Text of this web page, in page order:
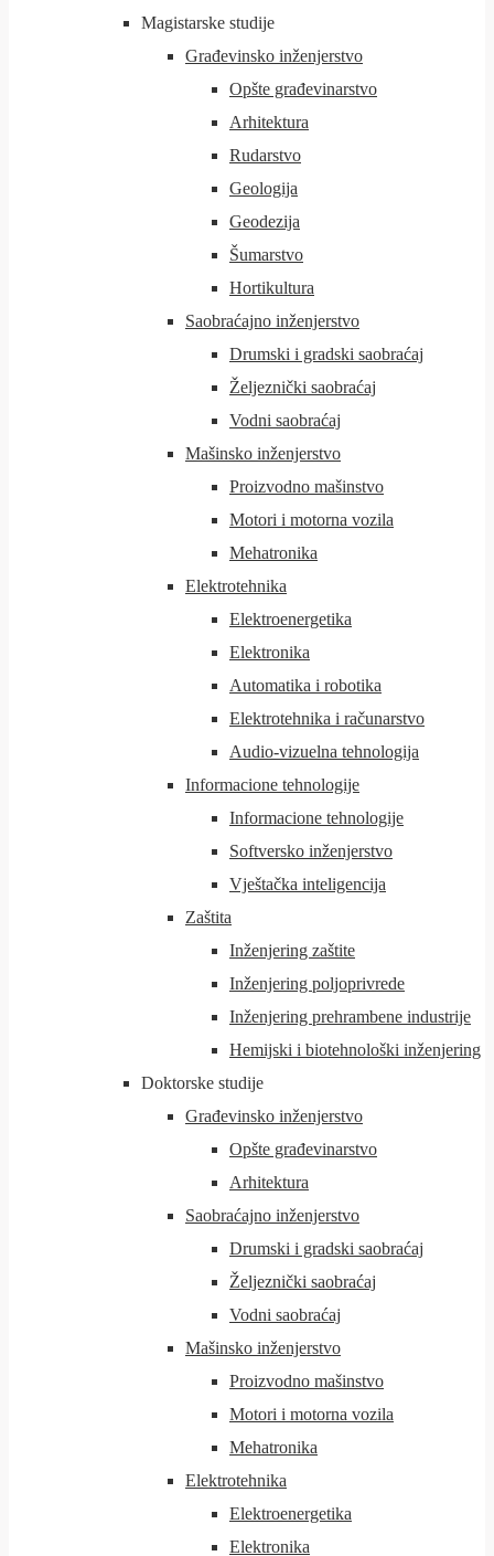
Magistarske studije
Građevinsko inženjerstvo
Opšte građevinarstvo
Arhitektura
Rudarstvo
Geologija
Geodezija
Šumarstvo
Hortikultura
Saobraćajno inženjerstvo
Drumski i gradski saobraćaj
Željeznički saobraćaj
Vodni saobraćaj
Mašinsko inženjerstvo
Proizvodno mašinstvo
Motori i motorna vozila
Mehatronika
Elektrotehnika
Elektroenergetika
Elektronika
Automatika i robotika
Elektrotehnika i računarstvo
Audio-vizuelna tehnologija
Informacione tehnologije
Informacione tehnologije
Softversko inženjerstvo
Vještačka inteligencija
Zaštita
Inženjering zaštite
Inženjering poljoprivrede
Inženjering prehrambene industrije
Hemijski i biotehnološki inženjering
Doktorske studije
Građevinsko inženjerstvo
Opšte građevinarstvo
Arhitektura
Saobraćajno inženjerstvo
Drumski i gradski saobraćaj
Željeznički saobraćaj
Vodni saobraćaj
Mašinsko inženjerstvo
Proizvodno mašinstvo
Motori i motorna vozila
Mehatronika
Elektrotehnika
Elektroenergetika
Elektronika